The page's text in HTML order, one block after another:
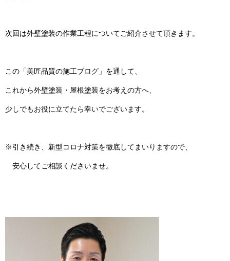
次回は外壁塗装の作業工程についてご紹介させて頂きます。
この「美匠品質の施工ブログ」を通して、
これから外壁塗装・屋根塗装をお考えの方へ、
少しでもお役に立てたら幸いでございます。
※引き続き、新型コロナ対策を徹底してまいりますので、
安心してご相談くださいませ。